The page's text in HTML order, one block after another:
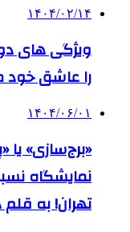
۱۴۰۴/۰۲/۱۴
ویژگی های
را عاشق
۱۴۰۴/۰۶/۰۱
«برج‌سازی»
نمایشگاه
تهران! به قلم